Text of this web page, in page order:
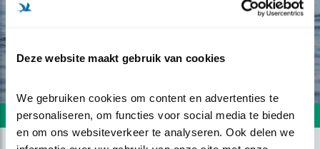
Deze website maakt gebruik van cookies
We gebruiken cookies om content en advertenties te
personaliseren, om functies voor social media te bieden
en om ons websiteverkeer te analyseren. Ook delen we
Volgende foto Vorige foto